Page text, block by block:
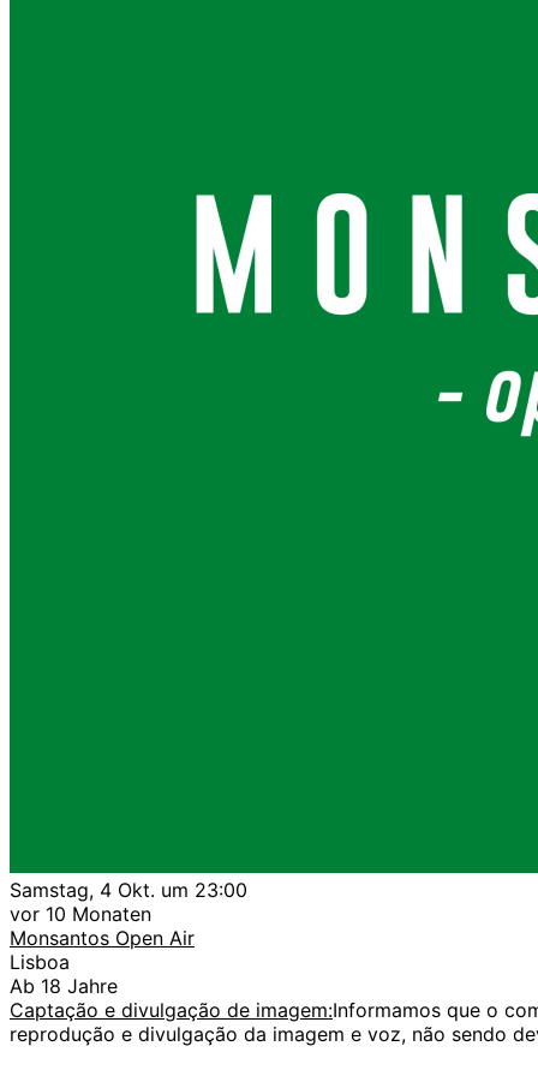
Samstag, 4 Okt. um 23:00
vor 10 Monaten
Monsantos Open Air
Lisboa
Ab 18 Jahre
Captação e divulgação de imagem:Informamos que o
reprodução e divulgação da imagem e voz, não sendo